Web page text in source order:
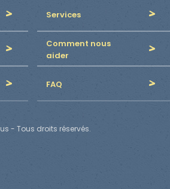
Services
Comment nous
aider
FAQ
- Tous droits réservés.